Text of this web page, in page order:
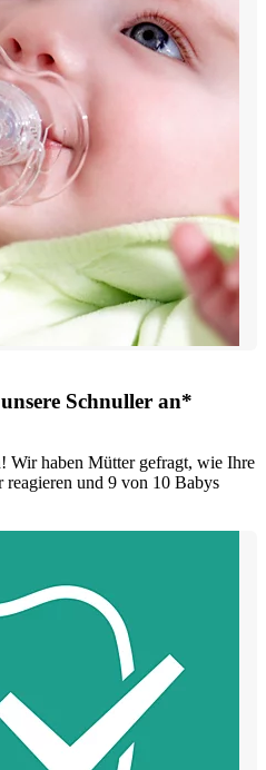
Schnuller an*
Wir haben Mütter gefragt, wie Ihre
und 9 von 10 Babys